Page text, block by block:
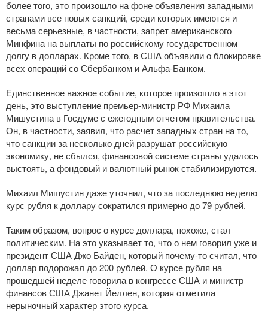
более того, это произошло на фоне объявления западными
странами все новых санкций, среди которых имеются и
весьма серьезные, в частности, запрет американского
Минфина на выплаты по российскому государственном
долгу в долларах. Кроме того, в США объявили о блокировке
всех операций со Сбербанком иАльфа-Банком.
Единственное важное событие, которое произошло в этот
день, это выступление премьер-министр РФ Михаила
Мишустина в Госдуме с ежегодным отчетом правительства.
Он, в частности, заявил, что расчет западных стран на то,
что санкции за несколько дней разрушат российскую
экономику, не сбылся, финансовой системе страны удалось
выстоять, а фондовый и валютный рынок стабилизируются.
Михаил Мишустин даже уточнил, что за последнюю неделю
курс рубля к доллару сократился примерно до 79 рублей.
Таким образом, вопрос о курсе доллара, похоже, стал
политическим. На это указывает то, что о нем говорил уже и
президент США Джо Байден, который почему-тосчитал, что
доллар подорожал до 200 рублей. О курсе рубля на
прошедшей неделе говорила в конгрессе США и министр
финансов США Джанет Йеллен, которая отметила
нерыночный характер этого курса.